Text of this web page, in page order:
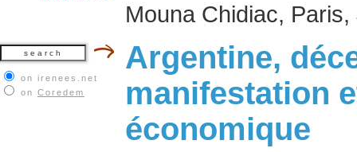
on irenees.net
on Coredem
Mouna Chidiac,
Argentine,
manifestation
économique